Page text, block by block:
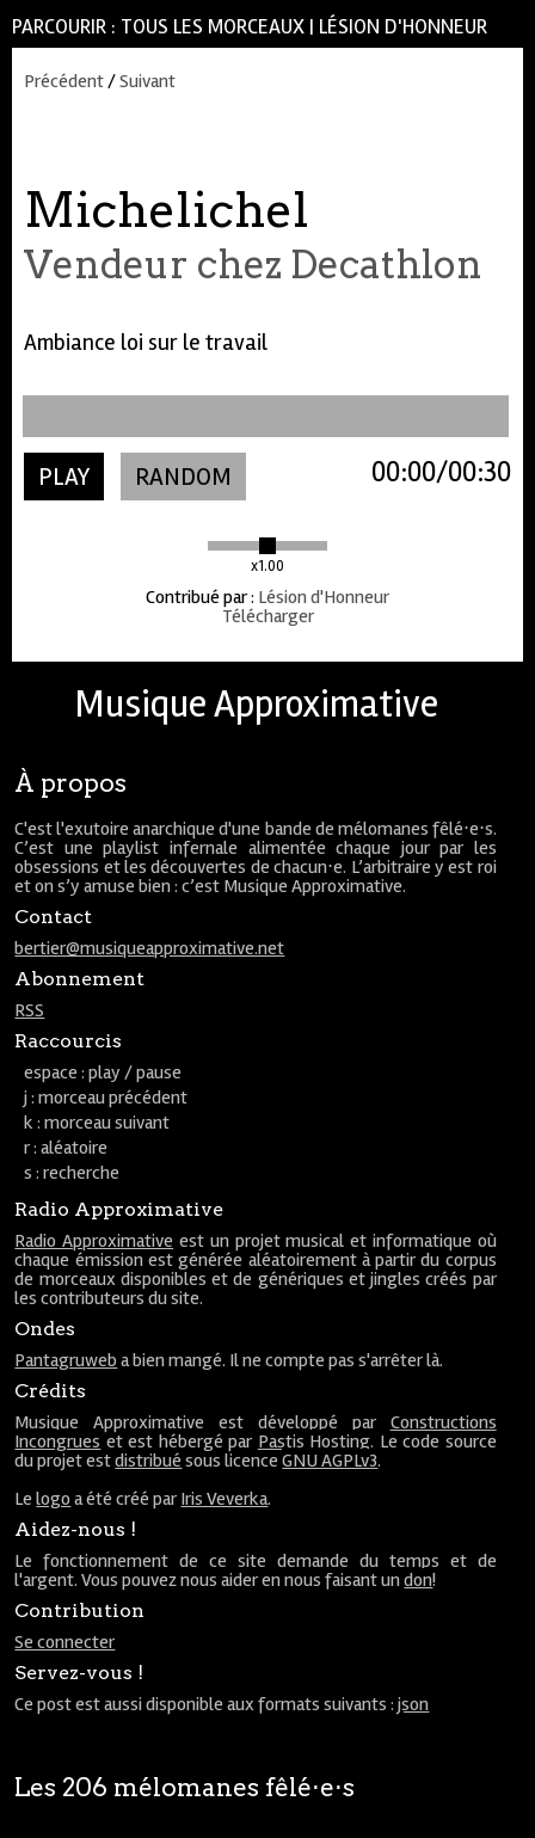
PARCOURIR : TOUS LES MORCEAUX | LÉSION D'HONNEUR
Précédent/Suivant
Michelichel
Vendeur chez Decathlon
Ambiance loi sur le travail
PLAY RANDOM
x1.00
00:30
00:00
Contribué par: Lésion d'Honneur
Télécharger
Musique Approximative
À propos
C'est l'exutoire anarchique d'une bande de mélomanes fêlé⋅e⋅s.
C’est une playlist infernale alimentée chaque jour par les
obsessions et les découvertes de chacun⋅e. L’arbitraire y est roi
et on s’y amuse bien : c’est Musique Approximative.
Contact
bertier@musiqueapproximative.net
Abonnement
RSS
Raccourcis
espace : play / pause
j : morceau précédent
k : morceau suivant
r : aléatoire
s : recherche
Radio Approximative
Radio Approximative est un projet musical et informatique où
chaque émission est générée aléatoirement à partir du corpus
de morceaux disponibles et de génériques et jingles créés par
les contributeurs du site.
Ondes
Pantagruweb a bien mangé. Il ne compte pas s'arrêter là.
Crédits
Musique Approximative est développé par Constructions
Incongrues et est hébergé par Pastis Hosting. Le code source
du projet estdistribué sous licenceGNU AGPLv3.
Lelogo a été créé par Iris Veverka.
Aidez-nous !
Le fonctionnement de ce site demande du temps et de
l'argent. Vous pouvez nous aider en nous faisant undon!
Contribution
Se connecter
Servez-vous !
Ce post est aussi disponible aux formats suivants :json
Les 206 mélomanes fêlé⋅e⋅s